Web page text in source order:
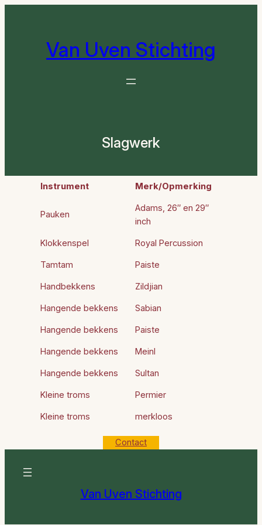
Van Uven Stichting
Slagwerk
Instrument Merk/Opmerking
Pauken
Adams, 26″ en 29″
inch
Klokkenspel Royal Percussion
Tamtam Paiste
Handbekkens Zildjian
Hangende bekkens Sabian
Hangende bekkens Paiste
Hangende bekkens Meinl
Hangende bekkens Sultan
Kleine troms Permier
Kleine troms merkloos
Contact
Van Uven Stichting